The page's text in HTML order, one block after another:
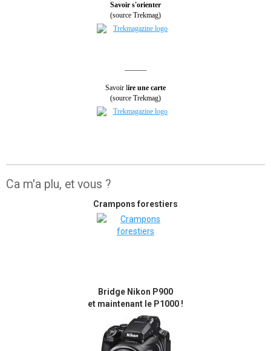
Savoir s'orienter
(source Trekmag)
Savoir lire une carte
(source Trekmag)
Ca m'a plu, et vous ?
Crampons forestiers
Bridge Nikon P900
et maintenant le P1000 !